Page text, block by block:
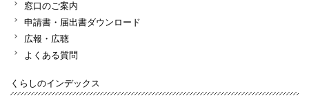
窓口のご案内
申請書・届出書ダウンロード
広報・広聴
よくある質問
くらしのインデックス